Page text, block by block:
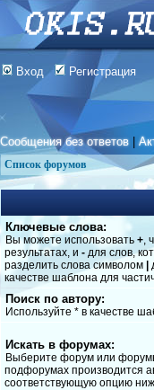
Вход Регистрация
Сообщения без ответов |
Список форумов
Ключевые слова:
Вы можете использовать +,
результатах, и - для слов,
разделить слова символом
качестве шаблона для
Поиск по автору:
Используйте * в качестве
Искать в форумах:
Выберите форум или
подфорумах производится
соответствующую опцию